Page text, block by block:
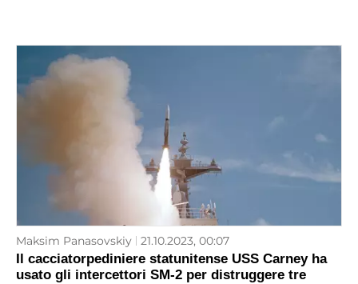
Maksim Panasovskiy 21.10.2023, 00:07
Il cacciatorpediniere statunitense USS Carney ha
usato gli intercettori SM-2 per distruggere tre